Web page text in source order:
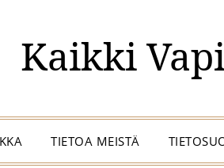
Kaikki
TIETOA MEISTÄ